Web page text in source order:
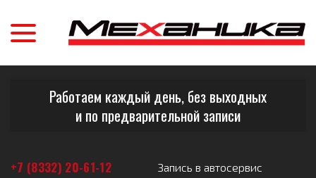
Работаем каждый день, без выходных
и по предварительной записи
+7 (8332) 20-61-12 Запись в автосервис